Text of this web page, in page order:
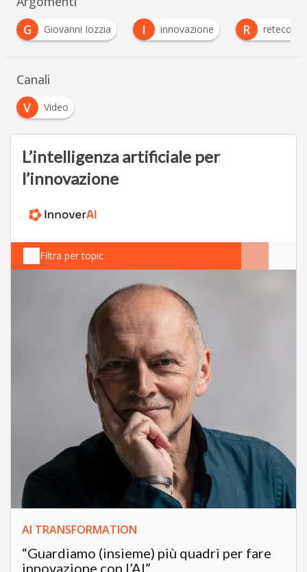
G
Giovanni Iozzia innovazione R
Canali
V
Video
L’intelligenza artificiale per
l’innovazione
Filtra per topic
AI TRANSFORMATION
“Guardiamo (insieme) più quadri per fare
innovazione con l’AI”